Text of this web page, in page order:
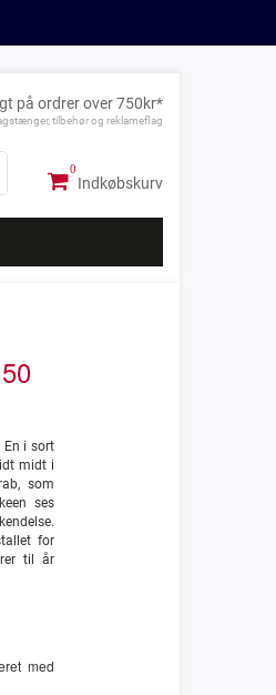
på ordrer over 750kr*
tilbehør og reklameflag
Indkøbskurv
En i sort
midt i
som
ses
for
til år
med